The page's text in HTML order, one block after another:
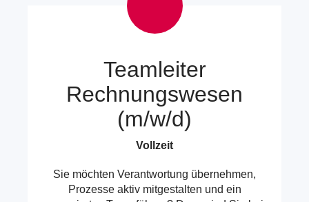
Teamleiter
Rechnungswesen
(m/w/d)
Vollzeit
Sie möchten Verantwortung übernehmen,
Prozesse aktiv mitgestalten und ein